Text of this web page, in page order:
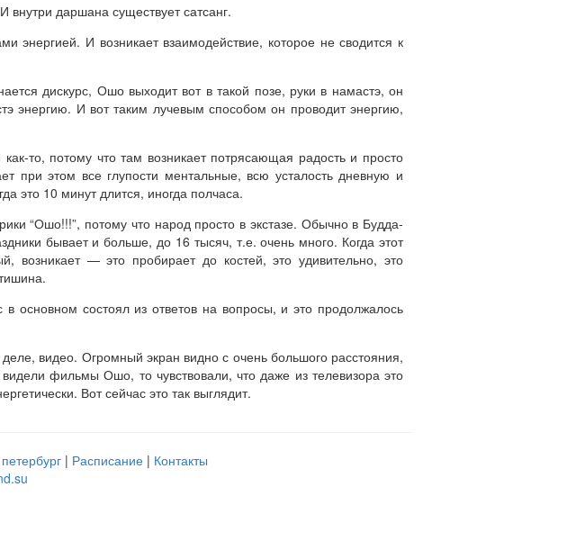
даршана существует сатсанг.
И возникает взаимодействие, которое не сводится к
дискурс, Ошо выходит вот в такой позе, руки в намастэ, он
энергию. И вот таким лучевым способом он проводит энергию,
то, потому что там возникает потрясающая радость и просто
при этом все глупости ментальные, всю усталость дневную и
это 10 минут длится, иногда полчаса.
“Ошо!!!”, потому что народ просто в экстазе. Обычно в Будда-
бывает и больше, до 16 тысяч, т.е. очень много. Когда этот
возникает — это пробирает до костей, это удивительно, это
основном состоял из ответов на вопросы, и это продолжалось
видео. Огромный экран видно с очень большого расстояния,
фильмы Ошо, то чувствовали, что даже из телевизора это
Вот сейчас это так выглядит.
Расписание
Контакты